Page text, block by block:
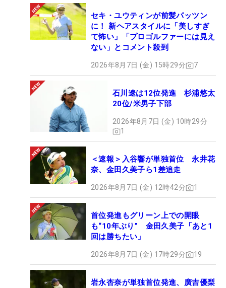
セキ・ユウティンが前髪パッツン
に！ 新ヘアスタイルに「美しすぎ
て怖い」「プロゴルファーには見え
ない」とコメント殺到
2026年8月7日 (金) 15時29分 7
石川遼は12位発進 杉浦悠太
20位/米男子下部
2026年8月7日 (金) 10時29分
1
＜速報＞入谷響が単独首位 永井花
奈、金田久美子ら1差追走
2026年8月7日 (金) 12時42分 1
首位発進もグリーン上での開眼
も“10年ぶり” 金田久美子「あと1
回は勝ちたい」
2026年8月7日 (金) 17時29分 19
岩永杏奈が単独首位発進、廣吉優梨